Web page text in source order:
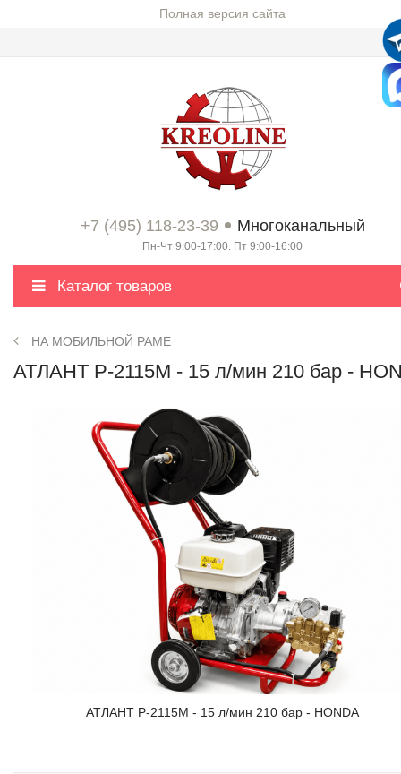
Полная версия сайта
+7 (495) 118-23-39 Многоканальный
Пн-Чт 9:00-17:00. Пт 9:00-16:00
Каталог товаров
НА МОБИЛЬНОЙ РАМЕ
АТЛАНТ P-2115М - 15 л/мин 210 бар -
АТЛАНТ P-2115М - 15 л/мин 210 бар - HONDA